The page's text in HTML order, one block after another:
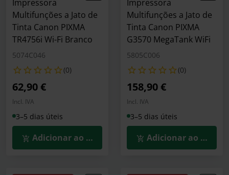
Impressora
Multifunções a Jato de
Tinta Canon PIXMA
TR4756i Wi-Fi Branco
5074C046
(0)
62,90 €
Incl. IVA
3–5 dias úteis
Adicionar ao Carrinho
Impressora
Multifunções a Jato de
Tinta Canon PIXMA
G3570 MegaTank WiFi
5805C006
(0)
158,90 €
Incl. IVA
3–5 dias úteis
Adicionar ao